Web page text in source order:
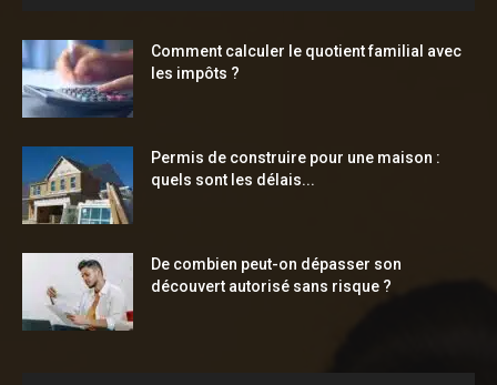
Comment calculer le quotient familial avec
les impôts ?
Permis de construire pour une maison :
quels sont les délais...
De combien peut-on dépasser son
découvert autorisé sans risque ?